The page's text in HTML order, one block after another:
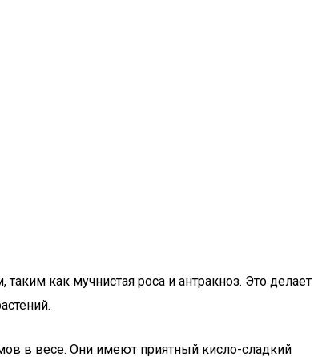
как мучнистая роса и антракноз. Это делает
в весе. Они имеют приятный кисло-сладкий